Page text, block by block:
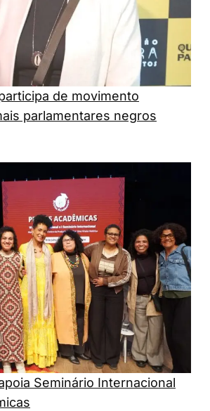
de movimento
parlamentares negros
Seminário Internacional